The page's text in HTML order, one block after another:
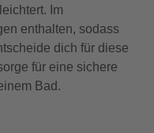
Im
enthalten, sodass
dich für diese
für eine sichere
Bad.